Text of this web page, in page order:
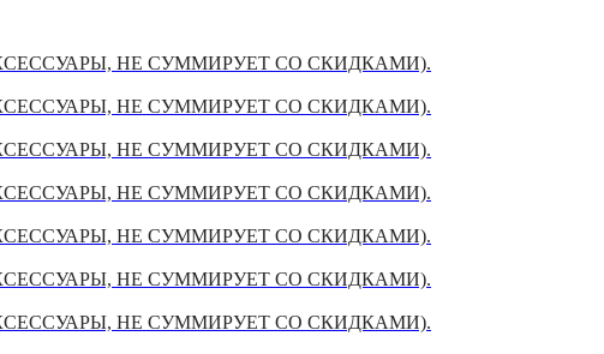
НЕ СУММИРУЕТ СО СКИДКАМИ).
НЕ СУММИРУЕТ СО СКИДКАМИ).
НЕ СУММИРУЕТ СО СКИДКАМИ).
НЕ СУММИРУЕТ СО СКИДКАМИ).
НЕ СУММИРУЕТ СО СКИДКАМИ).
НЕ СУММИРУЕТ СО СКИДКАМИ).
НЕ СУММИРУЕТ СО СКИДКАМИ).